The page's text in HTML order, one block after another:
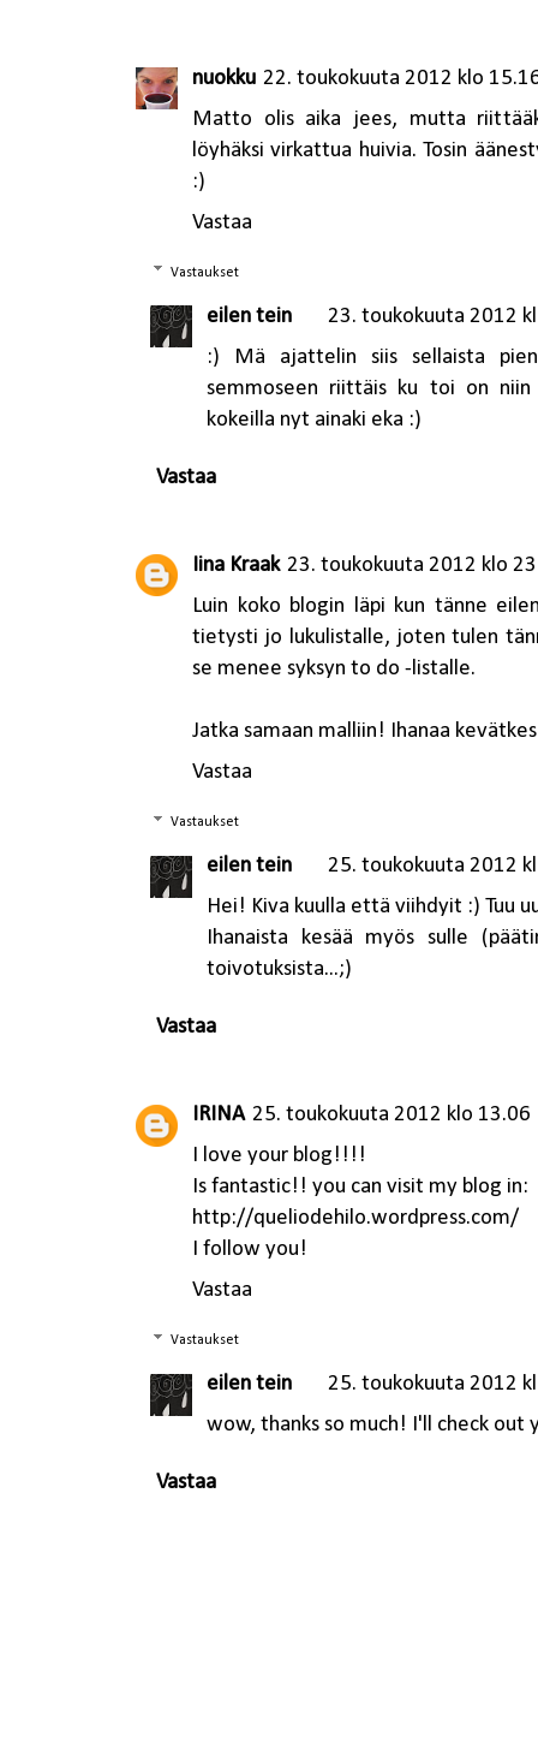
nuokku 22. toukokuuta 2012 klo
Matto olis aika jees, mutta
löyhäksi virkattua huivia. Tosin
:)
Vastaa
Vastaukset
eilen tein
23. toukokuuta 2012
:) Mä ajattelin siis sellaista
semmoseen riittäis ku toi on niin
kokeilla nyt ainaki eka :)
Vastaa
Iina Kraak 23. toukokuuta 2012 klo
Luin koko blogin läpi kun tänne
tietysti jo lukulistalle, joten tulen
se menee syksyn to do -listalle.
Jatka samaan malliin! Ihanaa
Vastaa
Vastaukset
eilen tein
25. toukokuuta 2012
Hei! Kiva kuulla että viihdyit :) Tuu
Ihanaista kesää myös sulle
toivotuksista...;)
Vastaa
IRINA 25. toukokuuta 2012 klo 13.06
I love your blog!!!!
Is fantastic!! you can visit my blog in:
http://queliodehilo.wordpress.com/
I follow you!
Vastaa
Vastaukset
eilen tein
25. toukokuuta 2012
wow, thanks so much! I'll check out
Vastaa